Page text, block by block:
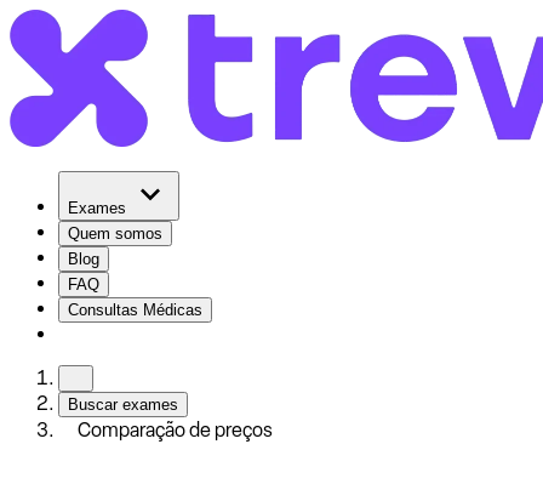
Exames
Quem somos
Blog
FAQ
Consultas Médicas
Buscar exames
Comparação de preços